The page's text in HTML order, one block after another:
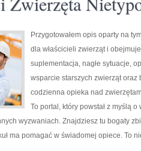
Przygotowałem opis oparty na
dla właścicieli zwierząt i
suplementacja, nagłe sytuacje,
wsparcie starszych zwierząt oraz
codzienna opieka nad
To portal, który powstał z myślą
wyzwaniach. Znajdziesz tu bogaty
ma pomagać w świadomej opiece. To